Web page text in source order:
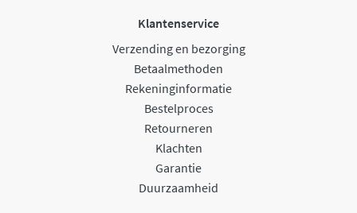
Klantenservice
Verzending en bezorging
Betaalmethoden
Rekeninginformatie
Bestelproces
Retourneren
Klachten
Garantie
Duurzaamheid